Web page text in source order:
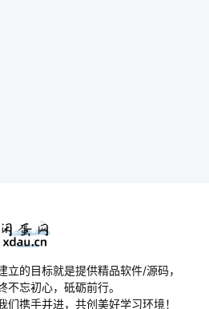
立的目标就是提供精品软件/源码，
不忘初心，砥砺前行。
们携手并进，共创美好学习环境！